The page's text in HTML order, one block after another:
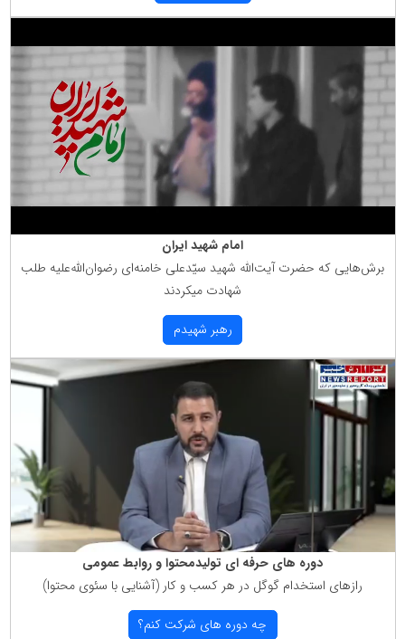
امام شهید ایران
برش‌هایی كه حضرت آیت‌الله شهید سیّدعلی خامنه‌ای رضوان‌الله‌علیه طلب
شهادت میكردند
رهبر شهیدم
دوره های حرفه ای تولیدمحتوا و روابط عمومی
رازهای استخدام گوگل در هر كسب و كار (آشنایی با سئوی محتوا)
چه دوره های شركت كنم؟